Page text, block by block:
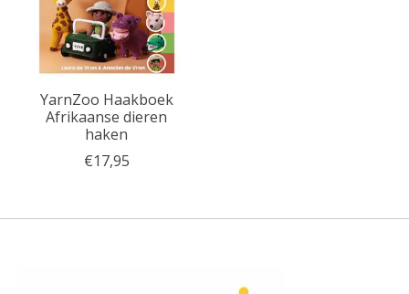
YarnZoo Haakboek
Afrikaanse dieren
haken
€17,95